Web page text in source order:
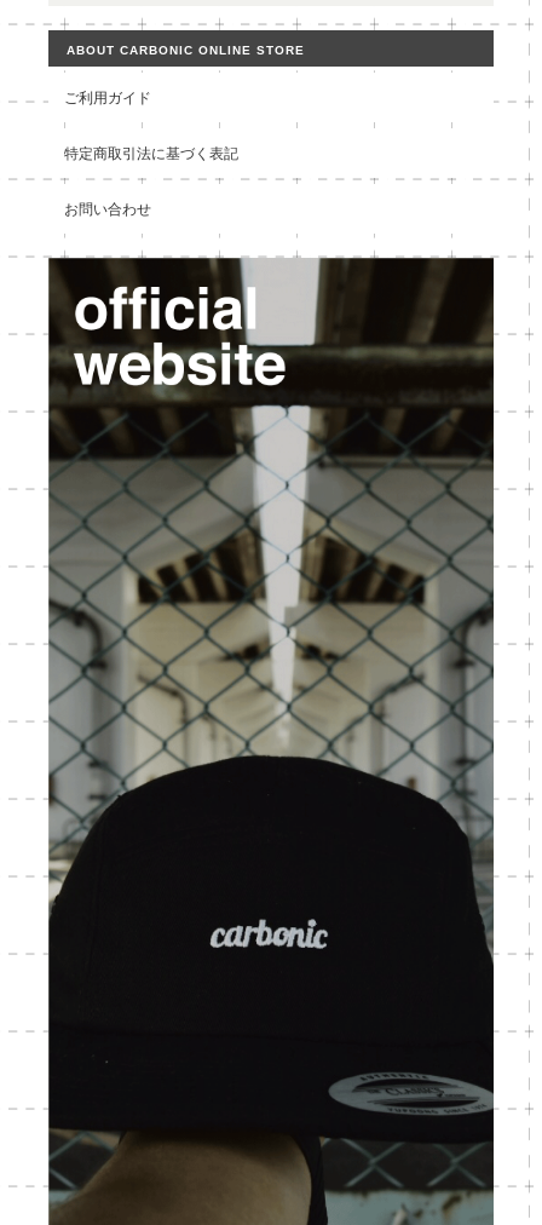
ABOUT CARBONIC ONLINE STORE
ご利用ガイド
特定商取引法に基づく表記
お問い合わせ